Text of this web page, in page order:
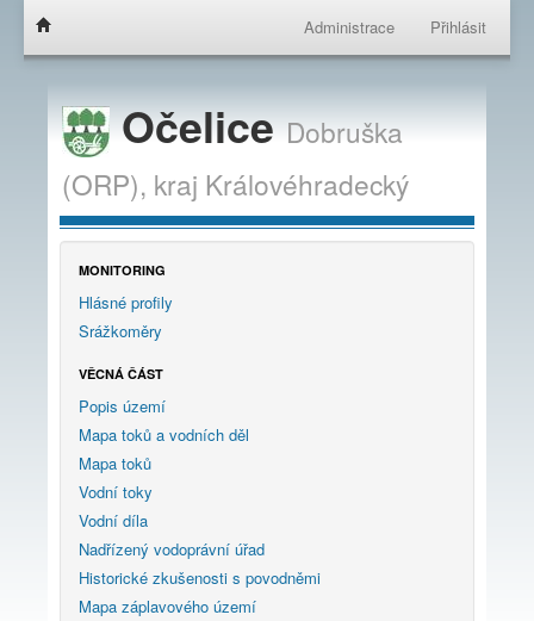
Administrace Přihlásit
OčeliceDobruška
(ORP), kraj Královéhradecký
MONITORING
Hlásné profily
Srážkoměry
VĚCNÁ ČÁST
Popis území
Mapa toků a vodních děl
Mapa toků
Vodní toky
Vodní díla
Nadřízený vodoprávní úřad
Historické zkušenosti s povodněmi
Mapa záplavového území